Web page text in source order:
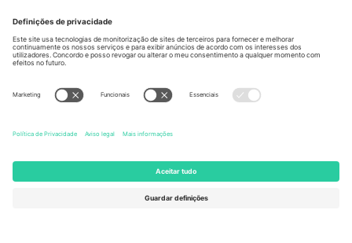
Germany
Unter den Linden 24, 10117
Berlin, Germany
167 City Road, London, Greater
131 Continental Dr, Suite 305,